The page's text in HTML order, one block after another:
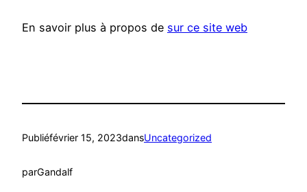
En savoir plus à propos de sur ce site web
Publiéfévrier 15, 2023dansUncategorized
parGandalf